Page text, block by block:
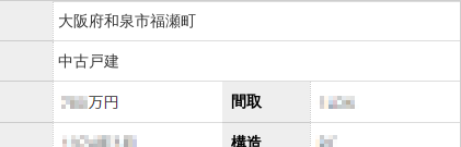
大阪府和泉市福瀬町
中古戸建
間取
構造